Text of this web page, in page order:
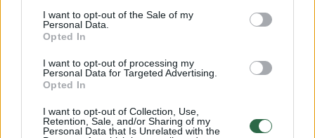
I want to opt-out of the Sale of my
Personal Data.
Opted In
I want to opt-out of processing my
Personal Data for Targeted Advertising.
Opted In
I want to opt-out of Collection, Use,
Retention, Sale, and/or Sharing of my
Personal Data that Is Unrelated with the
32 laipsnių šilumos
Žinios | Orai
00:00:59
Nufilmavo, kaip patvino Vilniaus Vakarinis aplinkkelis:
Žinios | Lietuvos diena